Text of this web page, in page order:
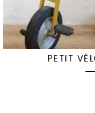
PETIT